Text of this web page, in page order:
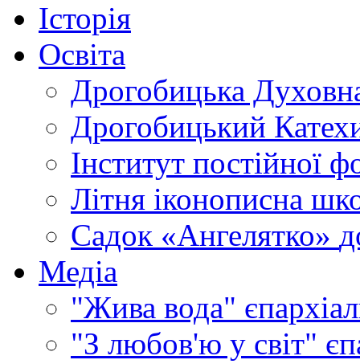
Історія
Освіта
Дрогобицька
Дрогобицький
Інститут постійної
Літня іконописна
Садок «Ангелятко»
Медіа
"Жива вода"
"З любов'ю у світ"